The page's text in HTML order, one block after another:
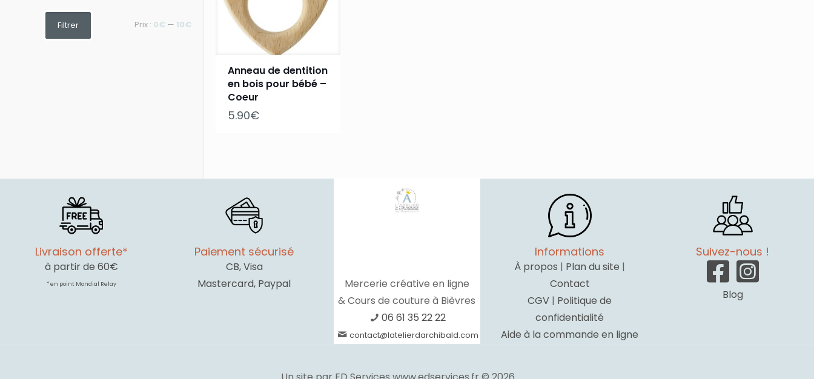
Anneau de dentition
en bois pour bébé –
Coeur
5.90€
Filtrer Prix : 0€ — 10€
Livraison offerte*
à partir de 60€
* en point Mondial Relay
Paiement sécurisé
CB, Visa
Mastercard, Paypal
Mercerie créative en ligne
& Cours de couture à Bièvres
06 61 35 22 22
contact@latelierdarchibald.com
Informations
À propos | Plan du site |
Contact
CGV | Politique de
confidentialité
Aide à la commande en ligne
Suivez-nous !
Blog